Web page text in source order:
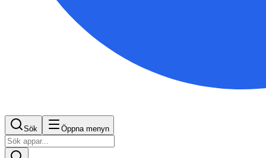
Sök Öppna menyn